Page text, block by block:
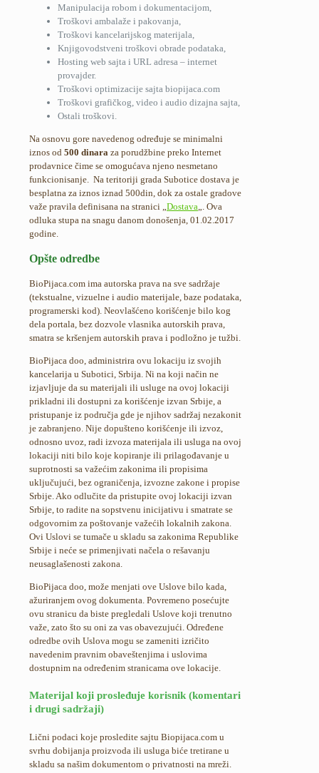
Manipulacija robom i dokumentacijom,
Troškovi ambalaže i pakovanja,
Troškovi kancelarijskog materijala,
Knjigovodstveni troškovi obrade podataka,
Hosting web sajta i URL adresa – internet
provajder.
Troškovi optimizacije sajta biopijaca.com
Troškovi grafičkog, video i audio dizajna sajta,
Ostali troškovi.
Na osnovu gore navedenog određuje se minimalni
iznos od 500 dinara za porudžbine preko Internet
prodavnice čime se omogućava njeno nesmetano
funkcionisanje. Na teritoriji grada Subotice dostava je
besplatna za iznos iznad 500din, dok za ostale gradove
važe pravila definisana na stranici „Dostava„. Ova
odluka stupa na snagu danom donošenja, 01.02.2017
godine.
Opšte odredbe
BioPijaca.com ima autorska prava na sve sadržaje
(tekstualne, vizuelne i audio materijale, baze podataka,
programerski kod). Neovlašćeno korišćenje bilo kog
dela portala, bez dozvole vlasnika autorskih prava,
smatra se kršenjem autorskih prava i podložno je tužbi.
BioPijaca doo, administrira ovu lokaciju iz svojih
kancelarija u Subotici, Srbija. Ni na koji način ne
izjavljuje da su materijali ili usluge na ovoj lokaciji
prikladni ili dostupni za korišćenje izvan Srbije, a
pristupanje iz područja gde je njihov sadržaj nezakonit
je zabranjeno. Nije dopušteno korišćenje ili izvoz,
odnosno uvoz, radi izvoza materijala ili usluga na ovoj
lokaciji niti bilo koje kopiranje ili prilagođavanje u
suprotnosti sa važećim zakonima ili propisima
uključujući, bez ograničenja, izvozne zakone i propise
Srbije. Ako odlučite da pristupite ovoj lokaciji izvan
Srbije, to radite na sopstvenu inicijativu i smatrate se
odgovornim za poštovanje važećih lokalnih zakona.
Ovi Uslovi se tumače u skladu sa zakonima Republike
Srbije i neće se primenjivati načela o rešavanju
neusaglašenosti zakona.
BioPijaca doo, može menjati ove Uslove bilo kada,
ažuriranjem ovog dokumenta. Povremeno posećujte
ovu stranicu da biste pregledali Uslove koji trenutno
važe, zato što su oni za vas obavezujući. Određene
odredbe ovih Uslova mogu se zameniti izričito
navedenim pravnim obaveštenjima i uslovima
dostupnim na određenim stranicama ove lokacije.
Materijal koji prosleđuje korisnik (komentari
i drugi sadržaji)
Lični podaci koje prosledite sajtu Biopijaca.com u
svrhu dobijanja proizvoda ili usluga biće tretirane u
skladu sa našim dokumentom o privatnosti na mreži.